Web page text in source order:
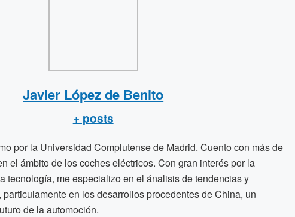
Javier López de Benito
+ posts
por la Universidad Complutense de Madrid. Cuento con más de
el ámbito de los coches eléctricos. Con gran interés por la
tecnología, me especializo en el ánalisis de tendencias y
particulamente en los desarrollos procedentes de China, un
de la automoción.